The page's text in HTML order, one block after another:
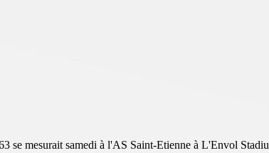
se mesurait samedi à l'AS Saint-Etienne à L'Envol